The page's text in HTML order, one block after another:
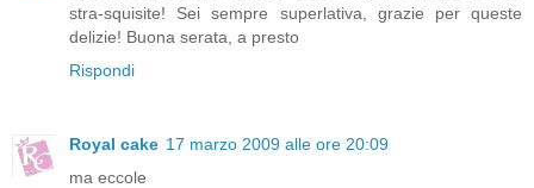
stra-squisite! Sei sempre superlativa, grazie per queste
delizie! Buona serata, a presto
Rispondi
Royal cake 17 marzo 2009 alle ore 20:09
ma eccole